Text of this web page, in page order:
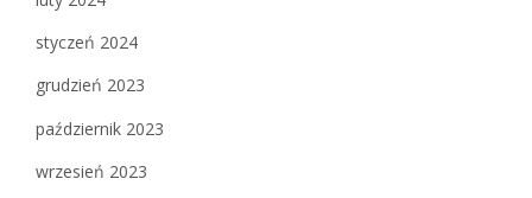
styczeń 2024
grudzień 2023
październik 2023
wrzesień 2023